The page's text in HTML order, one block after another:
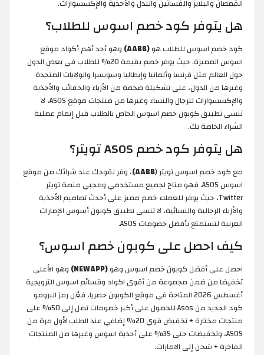
القمصان والبلايز والفساتين والبدل والأحذية والإكسسوارات.
هل يتوفر كود خصم اسوس للطلاب؟
كود خصم اسوس للطلاب هو(AABB)
وهو أحد أهم أكواد موقع
اسوس المميزة. حيث يوفر خصم بقيمة 20% للطلاب في بعض الدول
حول العالم مثل فرنسا وألمانيا وإيطاليا وسويسرا والولايات المتحدة
وغيرها من الدول، على تشكيلة ضخمة من الأزياء والحقائب والأحذية
والإكسسوارات للرجال والنساء وغيرها من منتجات موقع ASOS، لا
تنسى تطبيق كوبون خصم اسوس الخاص بالطلاب قبل إتمام عملية
الشراء الخاصة بك.
هل يتوفر كود خصم ASOS تويتر؟
مع كود خصم اسوس تويتر (AABB) ، وفر نقودك عند شرائك من موقع
اسوس ASOS. فهو متاح لجميع مستخدمي ومحبي منصة تويتر
Twitter، حيث يوفر للعملاء خصم مميز على أحدث تصاميم الأحذية
والأزياء الرجالية والنسائية، لا تنسى تطبيق كوبون أسوس الإمارات
العربية لتستمتع بأفضل خصومات ASOS.
كيف احصل على كوبون خصم اسوس؟
احصل على أفضل كوبون خصم اسوس وهو(NEWAPP)
وهو الأعلى
تخفيضا من ضمن مجموعة من أقوى اكواد وقسائم اسوس الترويجية
أغسطس 2026 المتاحة في موقع الكوبون حصريا، فعّل رمز البرومو
كود الجديد من Asos للحصول على أكبر خصومات تصل إلى 50% على
منتجات مختارة + تخفيض قوي 20% إضافي عند الطلب لأول مرة من
ASOS، وتخفيضات حتى 35% على أحذية اسوس وغيرها من المنتجات
الفاخرة + شحن إلى الامارات.